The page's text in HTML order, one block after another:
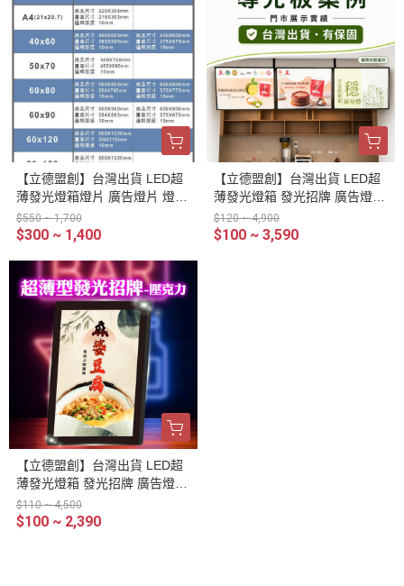
【立德盟創】台灣出貨 LED超
薄發光燈箱燈片 廣告燈片 燈片
印刷
$550 ~ 1,700
$300 ~ 1,400
【立德盟創】台灣出貨 LED超
薄發光燈箱 發光招牌 廣告燈箱
菜單招牌 廣告燈箱 LED燈箱/招
牌 展示架 抽換燈片(可懸掛 加
$120 ~ 4,900
$100 ~ 3,590
【立德盟創】台灣出貨 LED超
薄發光燈箱 發光招牌 廣告燈箱
菜單招牌 廣告燈箱 LED燈箱/招
牌 展示架 抽換燈片 壓克力磁
$110 ~ 4,500
$100 ~ 2,390